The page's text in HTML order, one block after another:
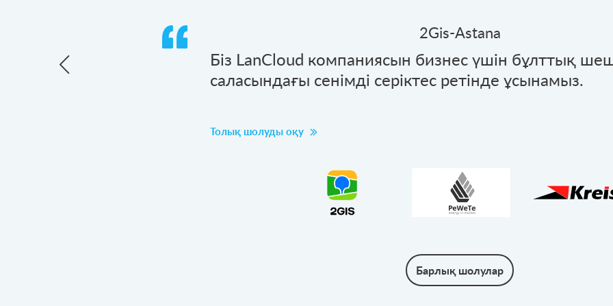
негізінде біз
корпоративтік
2Gis-Astana
Біз LanCloud компаниясын бизнес үшін бұлттық
саласындағы сенімді серіктес ретінде ұсынамыз.
Толық шолуды оқу
Барлық шолулар